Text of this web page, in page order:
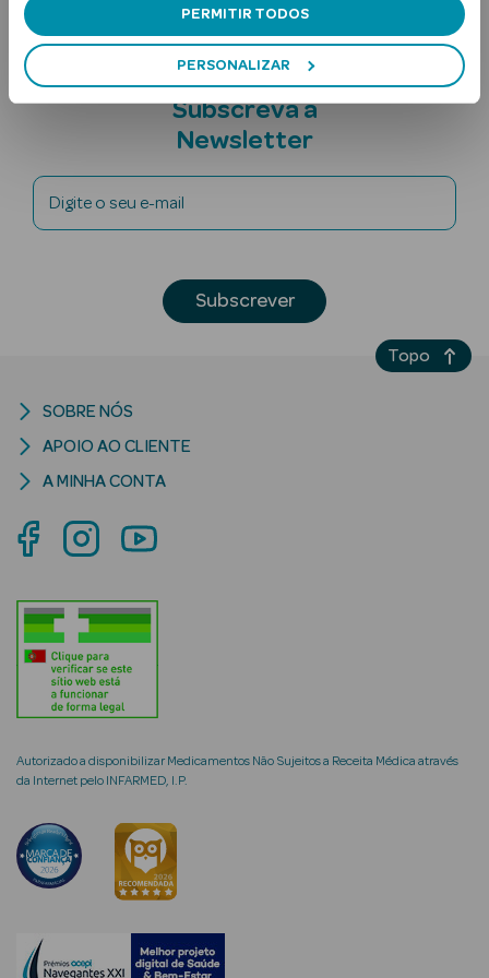
PERMITIR TODOS
PERSONALIZAR
Ver Tudo
Solares
Criança
Rosto e
Ver Tudo
Cosmética
Hidratantes
Séruns Faciais
Creme de Olhos
envelhecimento
Subscreva a
Newsletter
Digite o seu e-mail
Subscrever
Autorizado a disponibilizar Medicamentos Não Sujeitos a Receita Médica através
da Internet pelo INFARMED, I.P.
SOBRE NÓS
APOIO AO CLIENTE
A MINHA CONTA
Topo